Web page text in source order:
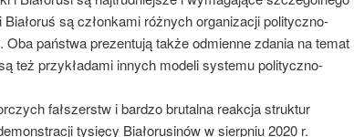
są członkami różnych organizacji polityczno-
państwa prezentują także odmienne zdania na temat
też przykładami innych modeli systemu polityczno-
fałszerstw i bardzo brutalna reakcja struktur
tysięcy Białorusinów w sierpniu 2020 r.